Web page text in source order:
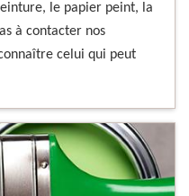
le papier peint, la
à contacter nos
celui qui peut